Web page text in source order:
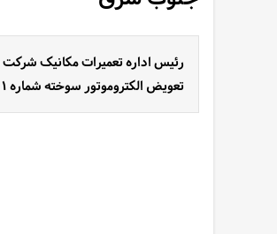
رئیس اداره تعمیرات مکانیک
تعویض الکتروموتور سوخته شماره ۱ ایستگاه پمپاژ کوت امیر خبر داد.